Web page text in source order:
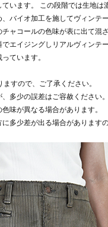
います。 この段階では生地
バイオ加工を施してヴィン
ャコールの色味が表に出て混
エイジングしリアルヴィン
ています。
すので、ご了承ください。
多少の誤差はご容赦ください。
味が異なる場合があります。
多少差が出る場合があります